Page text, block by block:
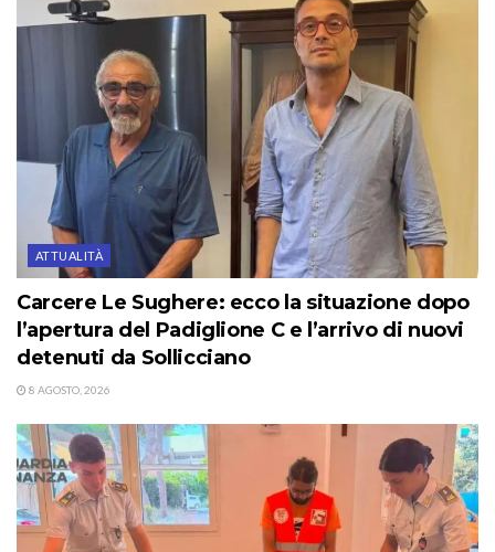
ATTUALITÀ
Carcere Le Sughere: ecco la situazione dopo
l’apertura del Padiglione C e l’arrivo di nuovi
detenuti da Sollicciano
8 AGOSTO, 2026